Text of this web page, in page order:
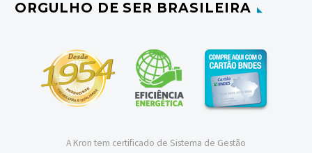
ORGULHO DE SER BRASILEIRA
A Kron tem certificado de Sistema de Gestão